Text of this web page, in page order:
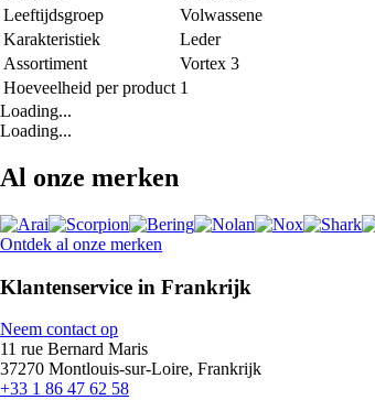
Leeftijdsgroep
Volwassene
Karakteristiek
Leder
Assortiment
Vortex 3
Hoeveelheid per product 1
Loading...
Loading...
Al onze merken
Ontdek al onze merken
Klantenservice in Frankrijk
Neem contact op
11 rue Bernard Maris
37270 Montlouis-sur-Loire, Frankrijk
+33 1 86 47 62 58